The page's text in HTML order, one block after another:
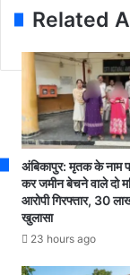
a
d
r
त्र
का
हु
ना
क्र
मि
चा
यों
वा
Related
अंबिकापुर: मृतक के नाम
कर जमीन बेचने वाले दो
आरोपी गिरफ्तार, 30
खुलासा
23 hours ago